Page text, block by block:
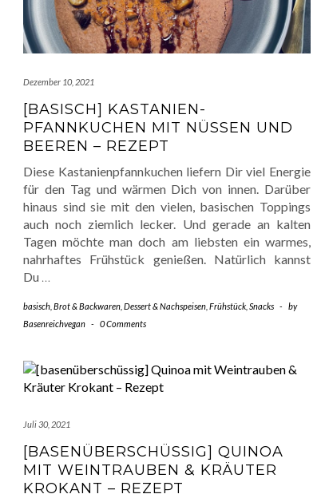
Dezember 10, 2021
[BASISCH] KASTANIEN-
PFANNKUCHEN MIT NÜSSEN UND
BEEREN – REZEPT
Diese Kastanienpfannkuchen liefern Dir viel Energie
für den Tag und wärmen Dich von innen. Darüber
hinaus sind sie mit den vielen, basischen Toppings
auch noch ziemlich lecker. Und gerade an kalten
Tagen möchte man doch am liebsten ein warmes,
nahrhaftes Frühstück genießen. Natürlich kannst
Du …
basisch Brot & Backwaren Dessert & Nachspeisen Frühstück Snacks -
by
Basenreichvegan - 0 Comments
Juli 30, 2021
[BASENÜBERSCHÜSSIG] QUINOA
MIT WEINTRAUBEN & KRÄUTER
KROKANT – REZEPT